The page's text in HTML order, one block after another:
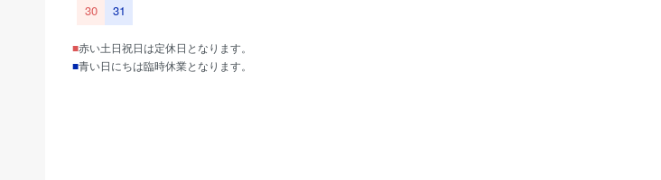
30
31
■赤い土日祝日は定休日となります。
■青い日にちは臨時休業となります。